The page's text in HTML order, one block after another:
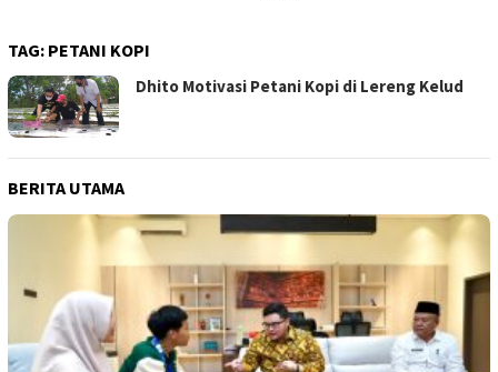
TAG: PETANI KOPI
Dhito Motivasi Petani Kopi di Lereng Kelud
BERITA UTAMA